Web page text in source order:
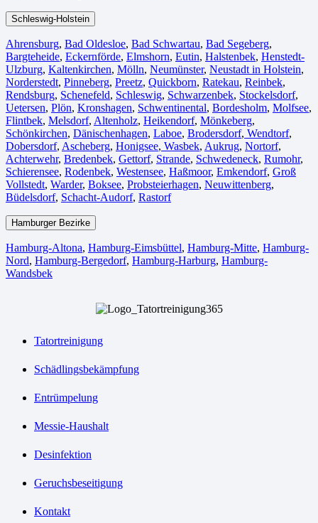
Schleswig-Holstein
Ahrensburg, Bad Oldesloe, Bad Schwartau, Bad Segeberg,
Bargteheide, Eckernförde, Elmshorn, Eutin, Halstenbek, Henstedt-
Ulzburg, Kaltenkirchen, Mölln, Neumünster, Neustadt in Holstein,
Norderstedt, Pinneberg, Preetz, Quickborn, Ratekau, Reinbek,
Rendsburg, Schenefeld, Schleswig, Schwarzenbek, Stockelsdorf,
Uetersen, Plön, Kronshagen, Schwentinental, Bordesholm, Molfsee,
Flintbek, Melsdorf, Altenholz, Heikendorf, Mönkeberg,
Schönkirchen, Dänischenhagen, Laboe, Brodersdorf, Wendtorf,
Dobersdorf, Ascheberg, Honigsee, Wasbek, Aukrug, Nortorf,
Achterwehr, Bredenbek, Gettorf, Strande, Schwedeneck, Rumohr,
Schierensee, Rodenbek, Westensee, Haßmoor, Emkendorf, Groß
Vollstedt, Warder, Boksee, Probsteierhagen, Neuwittenberg,
Büdelsdorf, Schacht-Audorf, Rastorf
Hamburger Bezirke
Hamburg-Altona, Hamburg-Eimsbüttel, Hamburg-Mitte, Hamburg-
Nord, Hamburg-Bergedorf, Hamburg-Harburg, Hamburg-
Wandsbek
Tatortreinigung
Schädlingsbekämpfung
Entrümpelung
Messie-Haushalt
Desinfektion
Geruchsbeseitigung
Kontakt